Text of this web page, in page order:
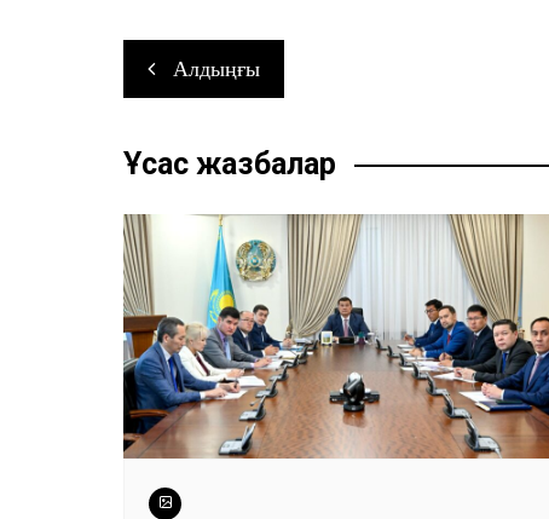
c
e
o
tt
er
ai
p m g
Навигация
по
записям
Алдыңғы
Ұқсас жазбалар